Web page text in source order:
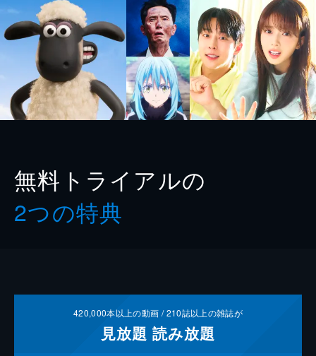
無料トライアルの
2つの特典
420,000本以上の動画 /210誌以上の雑誌が
見放題 読み放題